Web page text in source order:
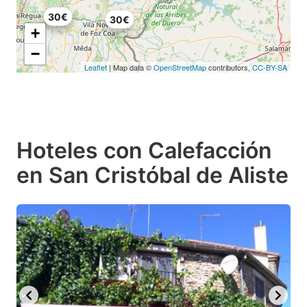
30€ 30€
+
−
Leaflet | Map data ©OpenStreetMapcontributors, CC-BY-SA
Hoteles con Calefacción
en San Cristóbal de Aliste